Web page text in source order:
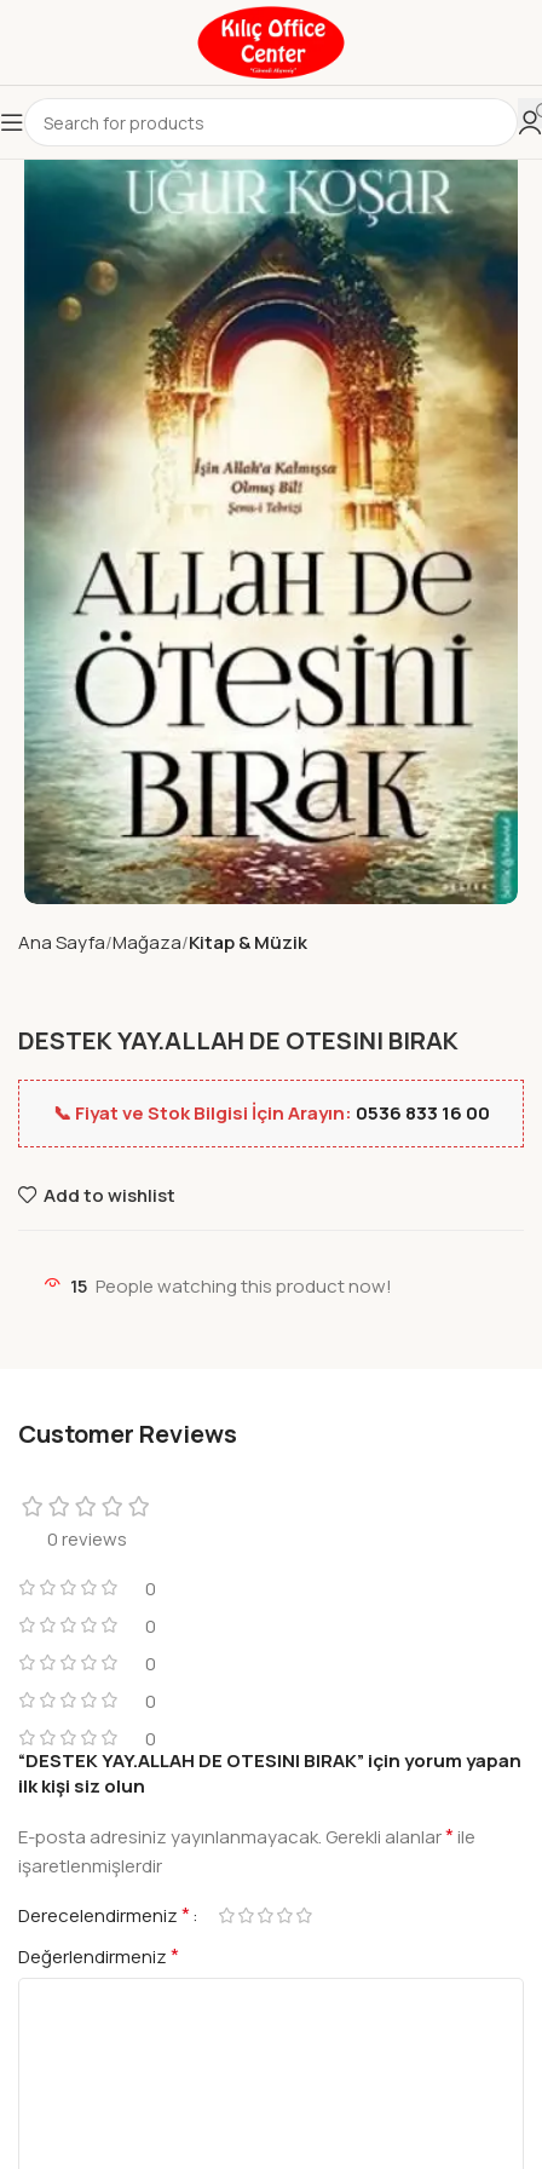
Ana Sayfa Mağaza Kitap & Müzik
DESTEK YAY.ALLAH DE OTESINI BIRAK
📞 Fiyat ve Stok Bilgisi İçin Arayın: 0536 833 16 00
Add to wishlist
15 People watching this product now!
Customer Reviews
0 reviews
0
0
0
0
0
“DESTEK YAY.ALLAH DE OTESINI BIRAK” için yorum yapan
ilk kişi siz olun
E-posta adresiniz yayınlanmayacak. Gerekli alanlar*ile
işaretlenmişlerdir
Derecelendirmeniz*
Değerlendirmeniz*